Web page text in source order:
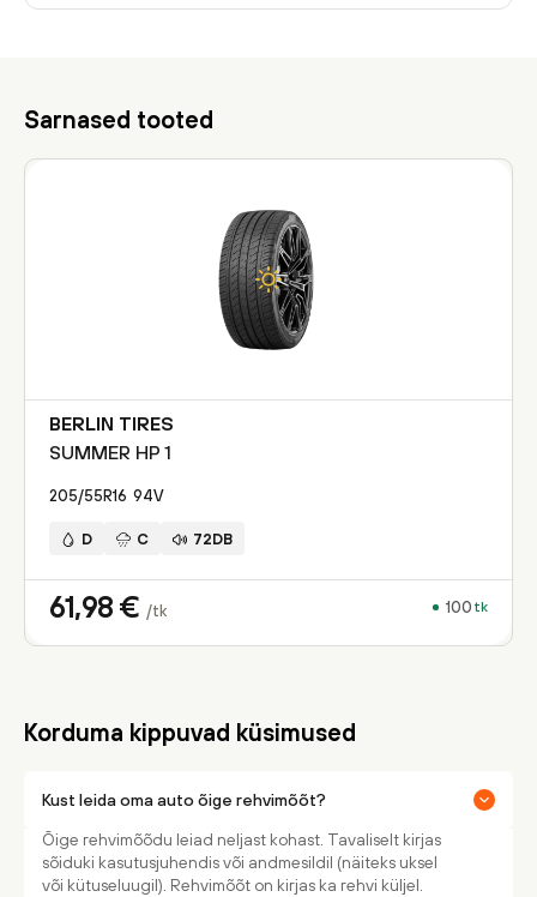
Sarnased tooted
BERLIN TIRES
SUMMER HP 1
205/55R16 94V
D C 72DB
61,98 € /tk 100 tk
Korduma kippuvad küsimused
Kust leida oma auto õige rehvimõõt?
Õige rehvimõõdu leiad neljast kohast. Tavaliselt kirjas
sõiduki kasutusjuhendis või andmesildil (näiteks uksel
või kütuseluugil). Rehvimõõt on kirjas ka rehvi küljel.